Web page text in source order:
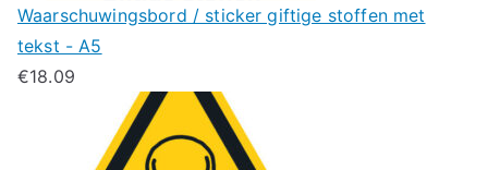
Waarschuwingsbord / sticker giftige stoffen met
tekst - A5
€18.09